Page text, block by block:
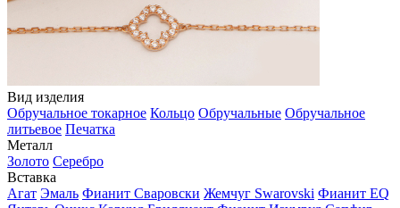
Вид изделия
Обручальное токарное Кольцо Обручальные Обручальное
литьевое Печатка
Металл
Золото Серебро
Вставка
Агат Эмаль Фианит Сваровски Жемчуг Swarovski Фианит EQ